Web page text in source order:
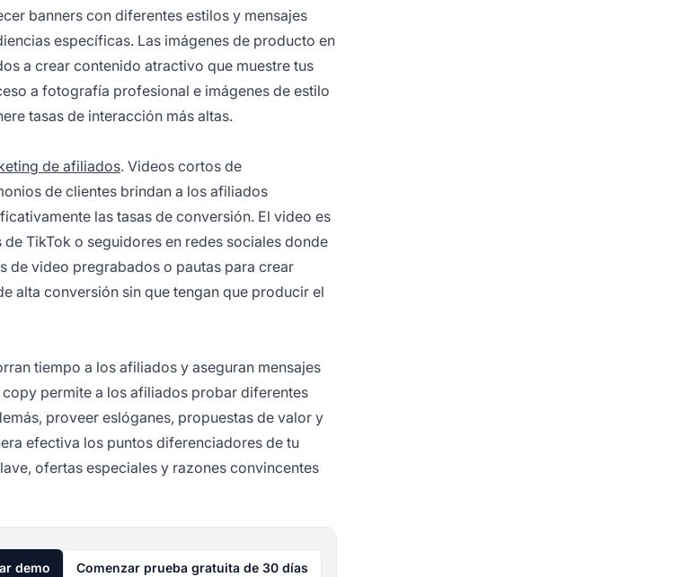
banners con diferentes estilos y mensajes
específicas. Las imágenes de producto en
a crear contenido atractivo que muestre tus
a fotografía profesional e imágenes de estilo
tasas de interacción más altas.
de afiliados. Videos cortos de
de clientes brindan a los afiliados
las tasas de conversión. El video es
TikTok o seguidores en redes sociales donde
de video pregrabados o pautas para crear
alta conversión sin que tengan que producir el
tiempo a los afiliados y aseguran mensajes
permite a los afiliados probar diferentes
proveer eslóganes, propuestas de valor y
efectiva los puntos diferenciadores de tu
ofertas especiales y razones convincentes
demo Comenzar prueba gratuita de 30 días